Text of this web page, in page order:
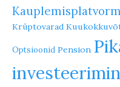
Kauplemisplatvorm
Krüptovarad
Optsioonid Pension